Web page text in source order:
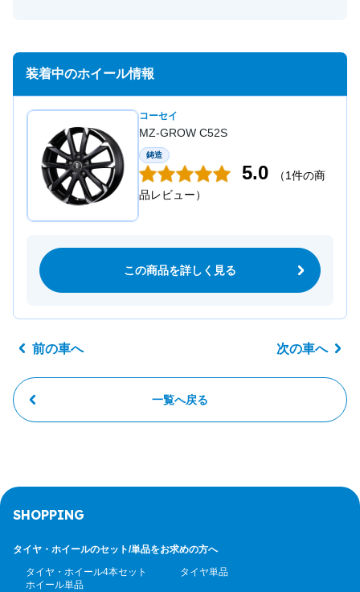
装着中のホイール情報
コーセイ
MZ-GROW C52S
鋳造
5.0
（1件の商
品レビュー）
この商品を詳しく見る
前の車へ
一覧へ戻る
次の車へ
SHOPPING
タイヤ・ホイールのセット/単品をお求めの方へ
タイヤ・ホイール4本セット
タイヤ単品
ホイール単品